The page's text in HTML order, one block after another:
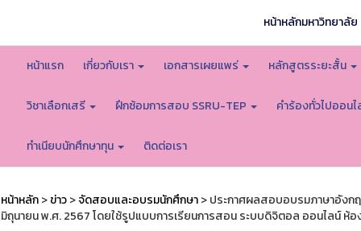
หน้าหลักมหาวิทยาลัย
หน้าแรก เกี่ยวกับเรา เอกสารเผยแพร่ หลักสูตรระยะสั้น
วิชาเลือกเสรี ฝึกซ้อมการสอบ SSRU-TEP คำร้องทั่วไปออนไ
ทำเนียบนักศึกษาทุน ติดต่อเรา
หน้าหลัก>ข่าว>จัดสอบและอบรมนักศึกษา> ประกาศผลสอบอบรมภาษาอังก
มิถุนายน พ.ศ. 2567 โดยใช้รูปแบบการเรียนการสอน ระบบดิจิตอล ออนไลน์ ห้อ